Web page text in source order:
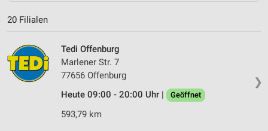
20 Filialen
❯
Tedi Offenburg
Marlener Str. 7
77656 Offenburg
Heute 09:00 - 20:00 Uhr |
Geöffnet
593,79 km